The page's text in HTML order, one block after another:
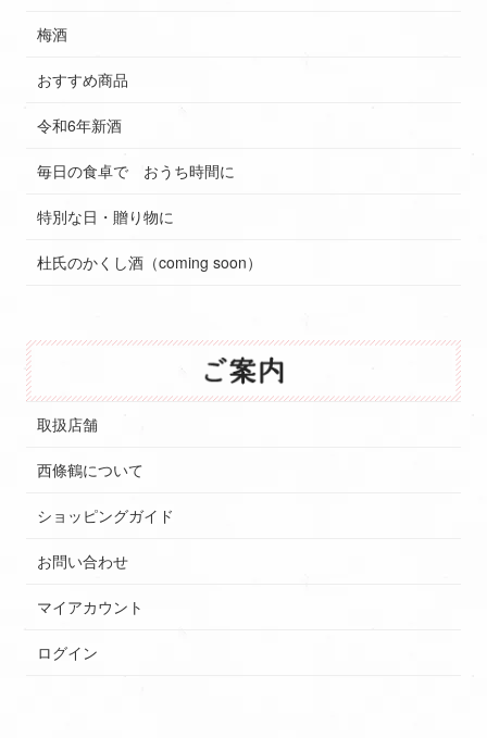
梅酒
おすすめ商品
令和6年新酒
毎日の食卓で おうち時間に
特別な日・贈り物に
杜氏のかくし酒（coming soon）
取扱店舗
西條鶴について
ショッピングガイド
お問い合わせ
マイアカウント
ログイン